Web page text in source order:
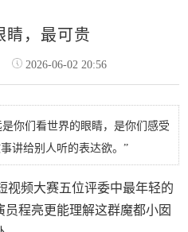
睛，最可贵
2026-06-02 20:56
你们看世界的眼睛，是你们感受
讲给别人听的表达欲。”
视频大赛五位评委中最年轻的
程亮更能理解这群魔都小囡